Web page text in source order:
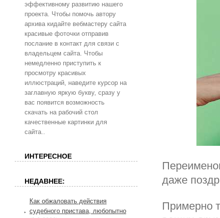
даже
Примерно
эффективному развитию нашего
проекта. Чтобы помочь автору
архива кидайте вебмастеру сайта
красивые фоточки отправив
послание в контакт для связи с
владельцем сайта. Чтобы
немедленно приступить к
просмотру красивых
иллюстраций, наведите курсор на
заглавную яркую букву, сразу у
вас появится возможность
скачать на рабочий стол
качественные картинки для
сайта..
ИНТЕРЕСНОЕ
НЕДАВНЕЕ:
Как обжаловать действия
судебного пристава, любопытно